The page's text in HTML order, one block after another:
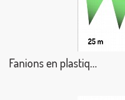
Fanions en plastiq...